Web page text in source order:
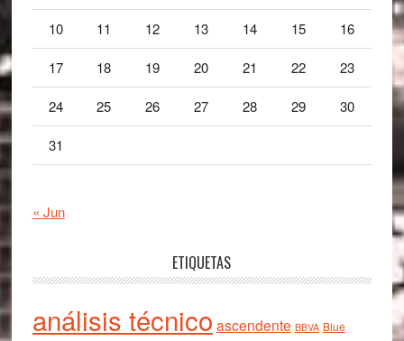
10 11 12 13 14 15 16
17 18 19 20 21 22 23
24 25 26 27 28 29 30
31
« Jun
ETIQUETAS
análisis técnico ascendente BBVA Blue